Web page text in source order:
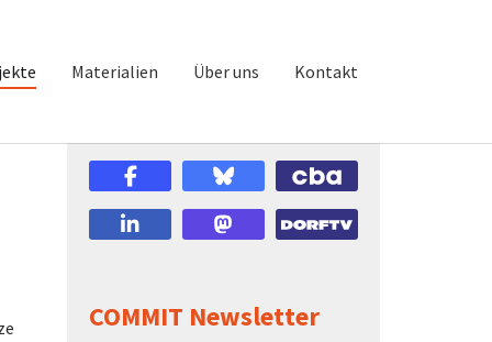
Materialien Über uns Kontakt
COMMIT Newsletter